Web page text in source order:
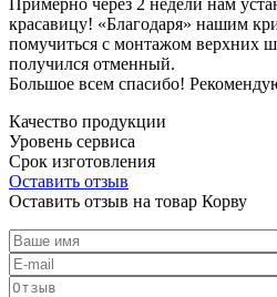
красавицу! «Благодаря» нашим
помучиться с монтажом верхних
получился отменный.
Большое всем спасибо!
Качество продукции
Уровень сервиса
Срок изготовления
Оставить отзыв
Оставить отзыв на товар Корву